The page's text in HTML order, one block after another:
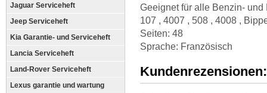
Jaguar Serviceheft
Jeep Serviceheft
Kia Garantie- und Serviceheft
Lancia Serviceheft
Land-Rover Serviceheft
Lexus garantie und wartung
Geeignet für alle Benzin-
107 , 4007 , 508 , 4008 ,
Seiten: 48
Sprache: Französisch
Kundenrezensionen: